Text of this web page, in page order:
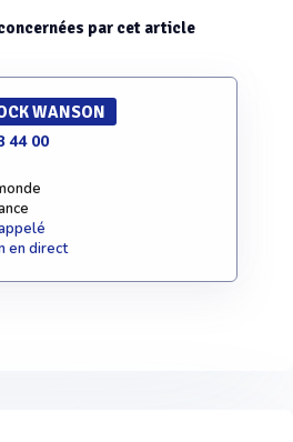
par cet article
WANSON
44 00
en direct